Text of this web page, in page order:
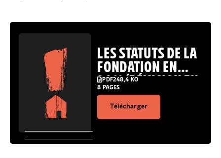
LES STATUTS DE LA
FONDATION EN
2011 (RÉVISION EN
COURS)
PDF248,4 KO
8 PAGES
Télécharger